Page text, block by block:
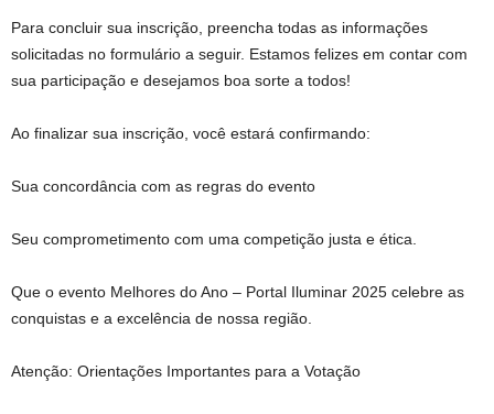
Para concluir sua inscrição, preencha todas as informações
solicitadas no formulário a seguir. Estamos felizes em contar com
sua participação e desejamos boa sorte a todos!
Ao finalizar sua inscrição, você estará confirmando:
Sua concordância com as regras do evento
Seu comprometimento com uma competição justa e ética.
Que o evento Melhores do Ano – Portal Iluminar 2025 celebre as
conquistas e a excelência de nossa região.
Atenção: Orientações Importantes para a Votação